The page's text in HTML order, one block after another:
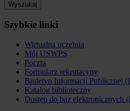
Wyszukaj
Szybkie linki
Wirtualna uczelnia
Mój USWPS
Poczta
Formularz rekrutacyny
Biuletyn Informacji Publicznej
Katalog biblioteczny
Dostęp do baz elektronicznych